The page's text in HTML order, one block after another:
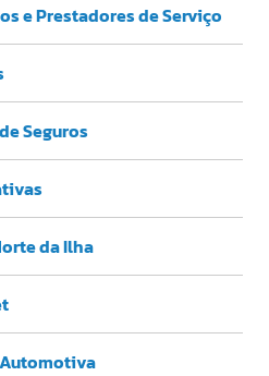
e Prestadores de Serviço
Seguros
da Ilha